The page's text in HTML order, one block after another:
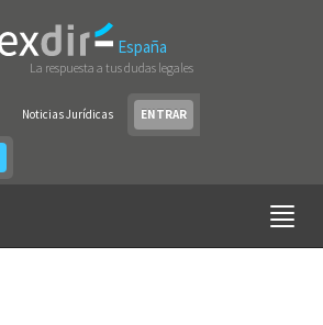
España
La respuesta a tus dudas legales
Noticias Jurídicas ENTRAR